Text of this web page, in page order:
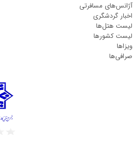
آژانس‌های مسافرتی
اخبار گردشگری
لیست هتل‌ها
لیست کشورها
ویزاها
صرافی‌ها